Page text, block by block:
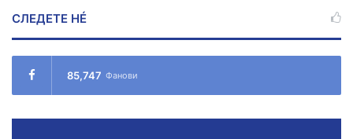
СЛЕДЕТЕ НÉ
85,747 Фанови